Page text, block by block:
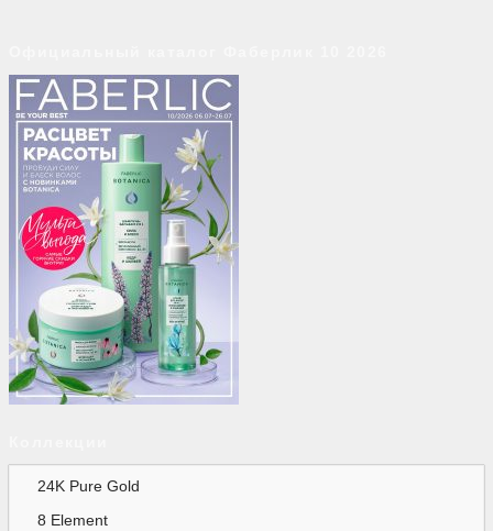
24K Pure Gold
8 Element